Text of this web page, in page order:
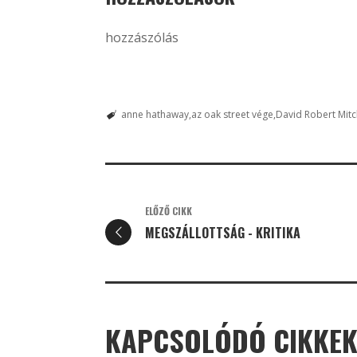
hozzászólás
anne hathaway az oak street vége David Robert
ELŐZŐ CIKK
MEGSZÁLLOTTSÁG - KRITIKA
KAPCSOLÓDÓ CIKKEK